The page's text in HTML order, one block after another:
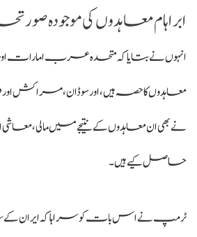
ابراہام معاہدوں کی موجودہ
انہوں نے بتایا کہ متحدہ عرب امارات اور
معاہدوں کا حصہ ہیں، اور سوڈان، مراکش
نے بھی ان معاہدوں کے نتیجے میں مالی، معاشی
حاصل کیے ہیں۔
ٹرمپ نے اس بات کو سراہا کہ ایران کے